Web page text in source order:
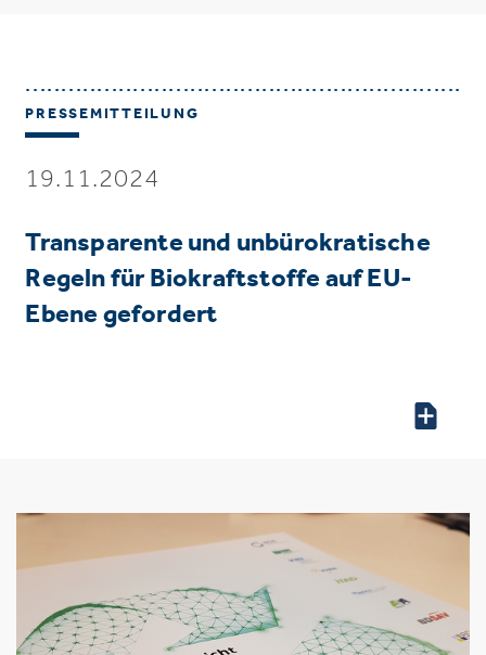
PRESSEMITTEILUNG
19.11.2024
Transparente und unbürokratische
Regeln für Biokraftstoffe auf EU-
Ebene gefordert